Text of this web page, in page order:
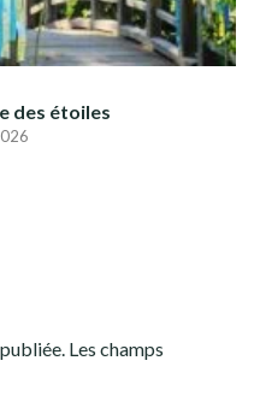
des étoiles
Les champs